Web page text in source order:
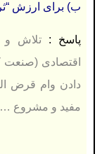
ب) برای ارزش
پاسخ :
تلاش
اقتصادی (صنعت
دادن وام قرض
مفید و مشروع ……